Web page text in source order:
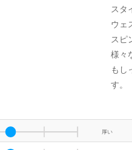
スタ
ウェ
スピ
様々
もし
す。
厚い